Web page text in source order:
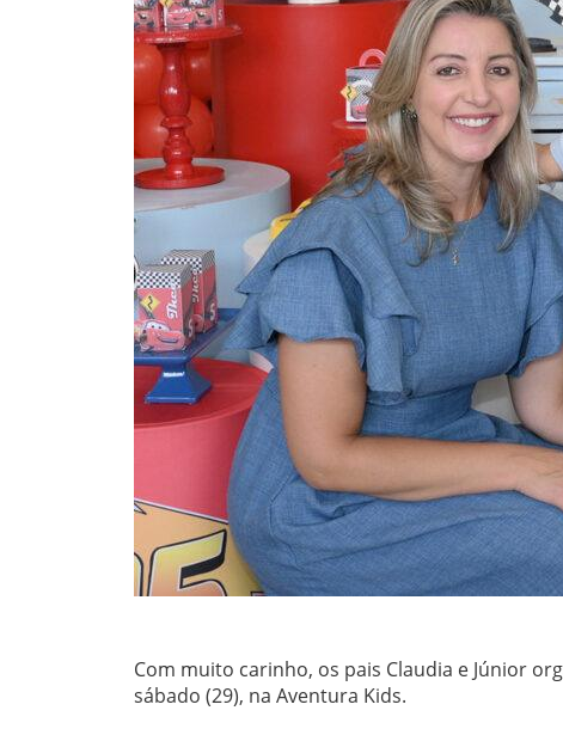
Com muito carinho, os pais Claudia e Júnior
sábado (29), na Aventura Kids.